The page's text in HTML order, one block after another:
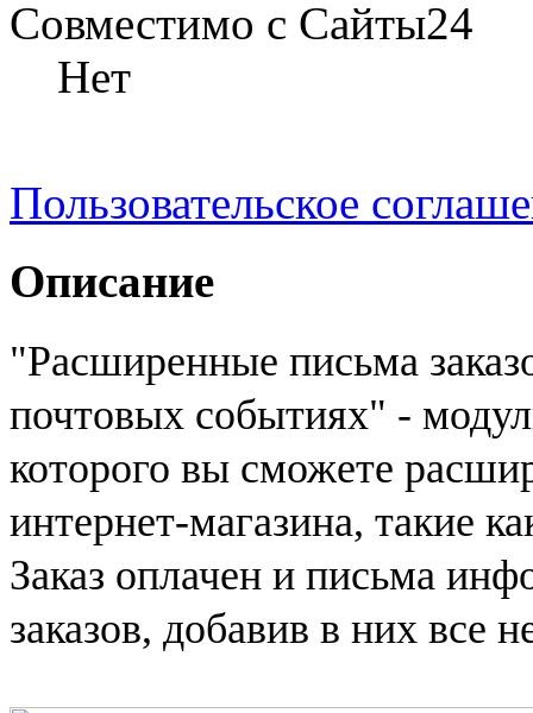
Совместимо с Сайты24
Нет
Пользовательское
Описание
"Расширенные письма
почтовых событиях" -
которого вы сможете
интернет-магазина, такие
Заказ оплачен и письма
заказов, добавив в них все